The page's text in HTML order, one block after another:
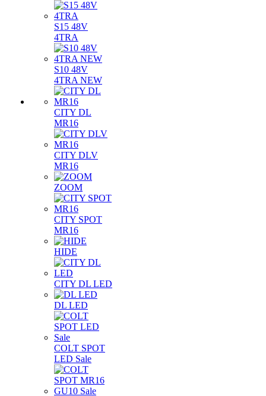
S15 48V
4TRA
S10 48V
4TRA NEW
CITY DL
MR16
CITY DLV
MR16
ZOOM
CITY SPOT
MR16
HIDE
CITY DL LED
DL LED
COLT SPOT
LED Sale